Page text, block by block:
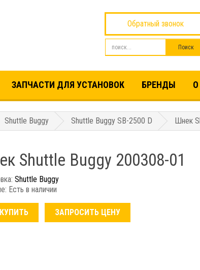
Обратный звонок
ЗАПЧАСТИ ДЛЯ УСТАНОВОК БРЕНДЫ
Shuttle Buggy Shuttle Buggy SB-2500 D Шнек
Shuttle Buggy 200308-01
Shuttle Buggy
Есть в наличии
КУПИТЬ ЗАПРОСИТЬ ЦЕНУ